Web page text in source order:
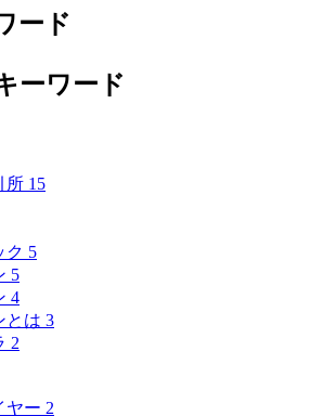
ード
ーワード
所 15
ク 5
5
4
とは 3
2
ヤー 2